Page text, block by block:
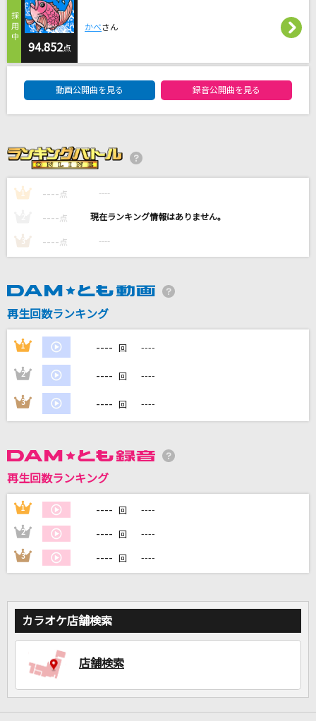
m.o.v.e(move)
[生音]さよならイエスタデイ
TUBE(チューブ)
月を見ていた(ビデオクリップバージョン)
灰色と青(+菅田将暉)
カラオケをもっと楽しもう！
94.852点
かべさん
動画公開曲を見る 録音公開曲を見る
1 ---- 点 ----
---- 点 ----
3 ---- 点 ----
再生回数ランキング
1 ---- 回 ----
2 ---- 回 ----
3 ---- 回 ----
再生回数ランキング
1 ---- 回 ----
2 ---- 回 ----
3 ---- 回 ----
カラオケ店舗検索
店舗検索